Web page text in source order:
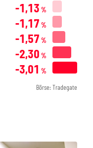
-1,13 %
-1,17 %
-1,57 %
-2,30 %
-3,01 %
Börse: Tradegate